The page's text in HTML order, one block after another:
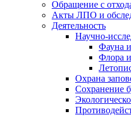
Обращение с
Акты ЛПО и
Деятельность
Научно-
Фауна
Флора и
Охрана
Сохранение